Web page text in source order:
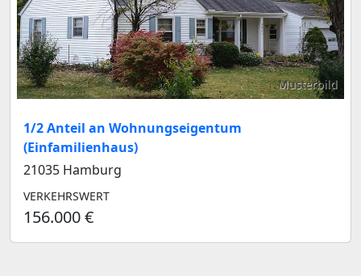
Musterbild
1/2 Anteil an Wohnungseigentum
(Einfamilienhaus)
21035 Hamburg
VERKEHRSWERT
156.000 €